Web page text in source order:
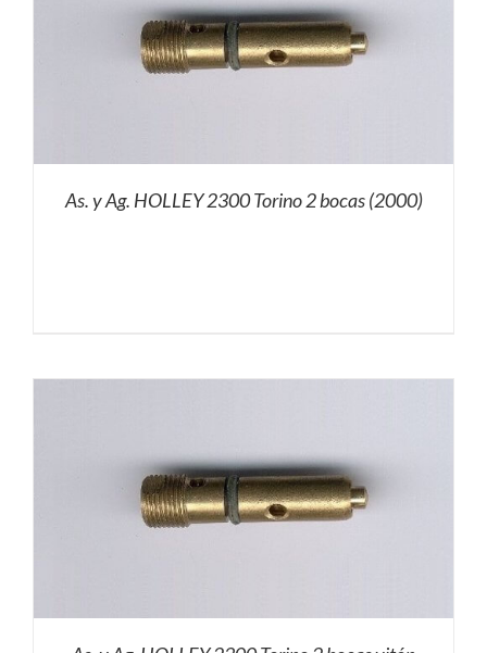
As. y Ag. HOLLEY 2300 Torino 2 bocas (2000)